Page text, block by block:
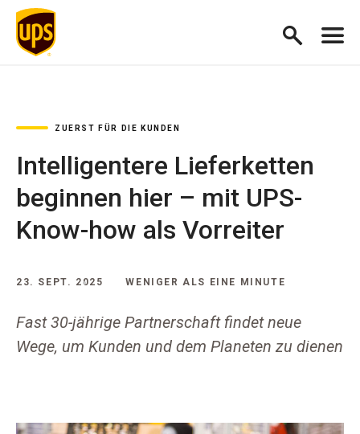
ZUERST FÜR DIE KUNDEN
Intelligentere Lieferketten
beginnen hier – mit UPS-
Know-how als Vorreiter
23. SEPT. 2025 WENIGER ALS EINE MINUTE
Fast 30-jährige Partnerschaft findet neue
Wege, um Kunden und dem Planeten zu dienen